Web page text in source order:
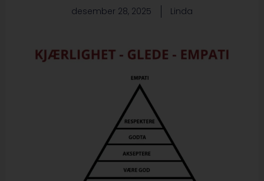
desember 28, 2025 Linda